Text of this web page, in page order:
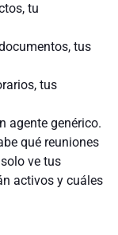
tu
tus
tus
agente genérico.
qué reuniones
ve tus
activos y cuáles